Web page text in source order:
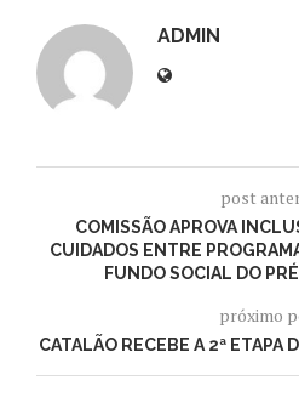
ADMIN
post
COMISSÃO APROVA
CUIDADOS ENTRE
FUNDO SOCIAL DO
próximo
CATALÃO RECEBE A 2ª ETAPA